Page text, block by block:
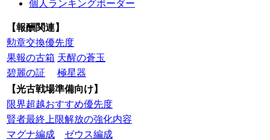
個人ランキングボーダー
【報酬関連】
勲章交換優先度
果報の古箱 天醒の蒼玉
碧麗の証
極星器
【光古戦場準備向け】
限界超越おすすめ優先度
賢者最終上限解放の強化内容
マグナ編成
ゼウス編成